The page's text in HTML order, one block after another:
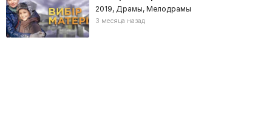
2019, Драмы, Мелодрамы
3 месяца назад